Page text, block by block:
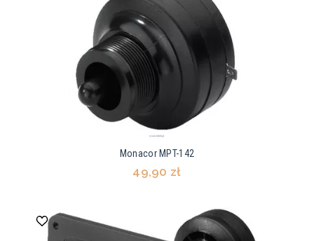
Monacor MPT-142
49,90 zł